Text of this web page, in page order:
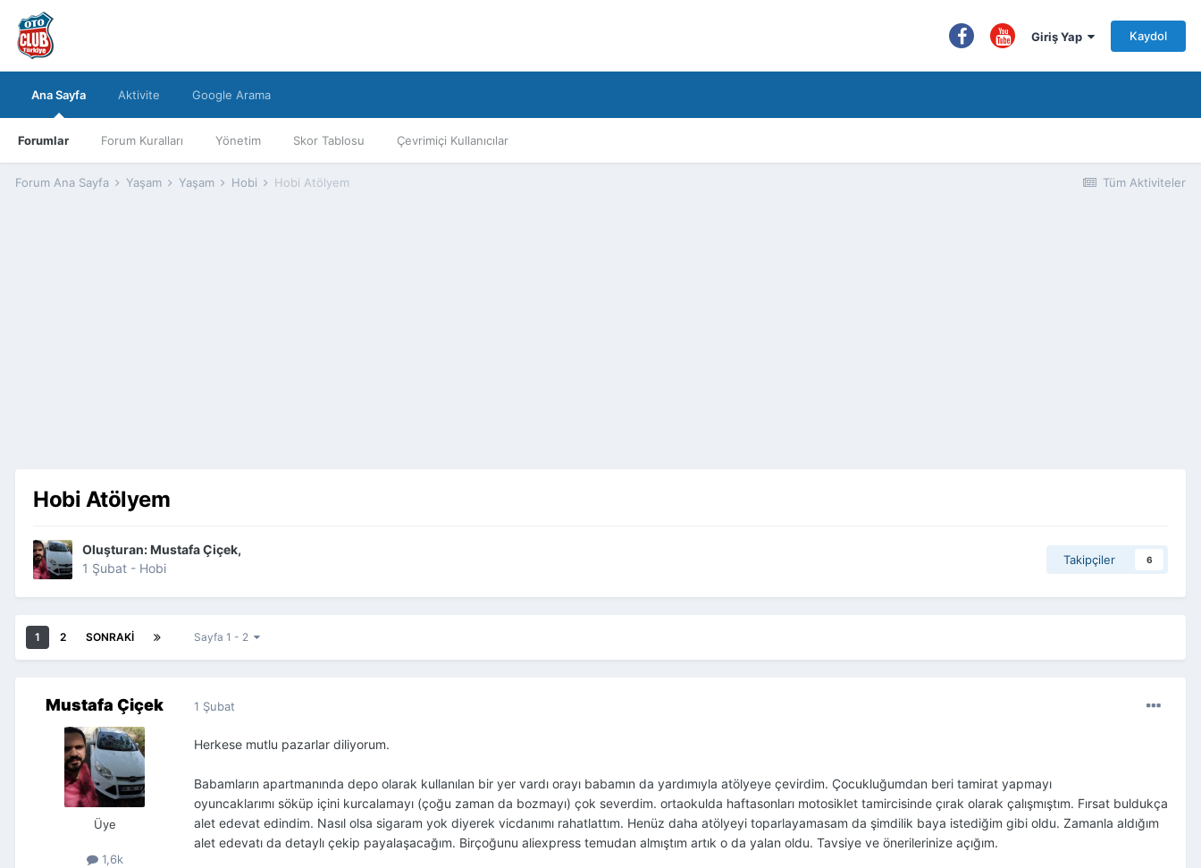
Giriş Yap Kaydol
Ana Sayfa
Forumlar Forum Kuralları Yönetim Skor Tablosu Çevrimiçi Kullanıcılar
Aktivite Google Arama
Tüm Aktiviteler
Forum Ana Sayfa Yaşam Yaşam Hobi Hobi Atölyem
Hobi Atölyem
Oluşturan:Mustafa Çiçek,
1 Şubat - Hobi
Takipçiler 6
1 2 SONRAKI Sayfa 1 - 2
Mustafa Çiçek
Üye
1,6k
1 Şubat
Herkese mutlu pazarlar diliyorum.
Babamların apartmanında depo olarak kullanılan bir yer vardı orayı babamın da yardımıyla atölyeye çevirdim. Çocukluğumdan beri tamirat yapmayı
oyuncaklarımı söküp içini kurcalamayı (çoğu zaman da bozmayı) çok severdim. ortaokulda haftasonları motosiklet tamircisinde çırak olarak çalışmıştım. Fırsat buldukça
alet edevat edindim. Nasıl olsa sigaram yok diyerek vicdanımı rahatlattım. Henüz daha atölyeyi toparlayamasam da şimdilik baya istediğim gibi oldu. Zamanla aldığım
alet edevatı da detaylı çekip payalaşacağım. Birçoğunu aliexpress temudan almıştım artık o da yalan oldu. Tavsiye ve önerilerinize açığım.